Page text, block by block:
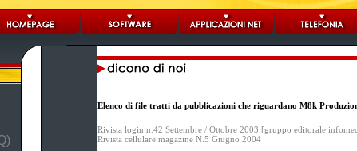
Elenco di file tratti da pubblicazioni che riguardano M8k
Rivista login n.42 Settembre / Ottobre 2003 [gruppo editorale
Rivista cellulare magazine N.5 Giugno 2004